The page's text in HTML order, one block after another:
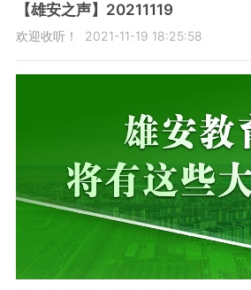
【雄安之声】20211119
欢迎收听！ 2021-11-19 18:25:58